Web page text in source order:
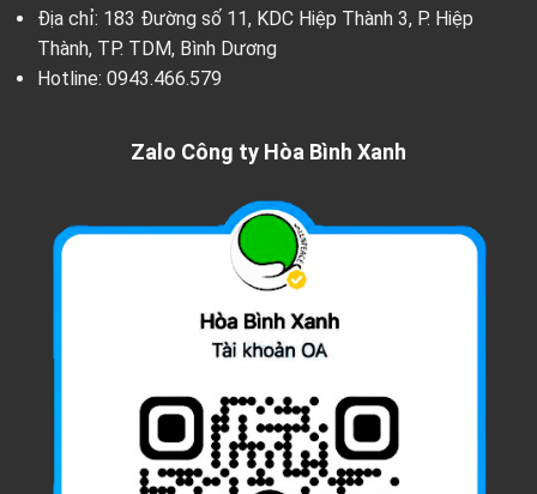
Địa chỉ: 183 Đường số 11, KDC Hiệp Thành 3, P. Hiệp
Thành, TP. TDM, Bình Dương
Hotline: 0943.466.579
Zalo Công ty Hòa Bình Xanh